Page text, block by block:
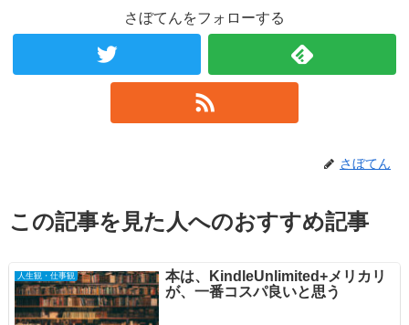
さぼてんをフォローする
さぼてん
この記事を見た人へのおすすめ記事
人生観・仕事観
本は、KindleUnlimited+メリカリ
が、一番コスパ良いと思う